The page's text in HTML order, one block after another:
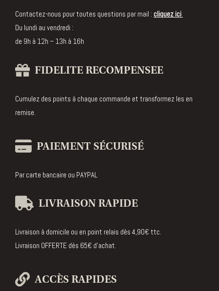
Contactez-nous pour toutes questions par mail : cliquez ici
Du lundi au vendredi :
de 9h à 12h – 13h à 16h
FIDELITE RECOMPENSEE
Cumulez des points à chaque commande et transformez les en
remise.
PAIEMENT SÉCURISÉ
Par carte bancaire ou PAYPAL
LIVRAISON RAPIDE
Livraison à domicile ou en point relais dès 4,90€ ttc.
Livraison OFFERTE dès 65€ d’achat.
ACCÈS RAPIDES